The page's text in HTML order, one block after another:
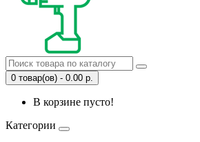
0 товар(ов) - 0.00 р.
В корзине пусто!
Категории